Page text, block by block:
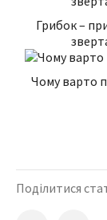
Грибок –
Чому варто
Поділитися